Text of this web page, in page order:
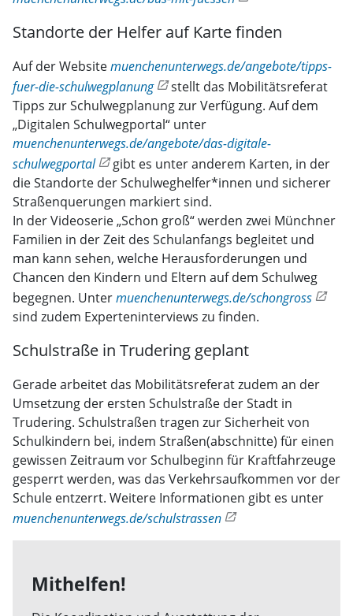
Standorte der Helfer auf Karte finden
Auf der Websitemuenchenunterwegs.de/angebote/tipps-
fuer-die-schulwegplanung
stellt das Mobilitätsreferat
Tipps zur Schulwegplanung zur Verfügung. Auf dem
„Digitalen Schulwegportal“ unter
muenchenunterwegs.de/angebote/das-digitale-
schulwegportal
gibt es unter anderem Karten, in der
die Standorte der Schulweghelfer*innen und sicherer
Straßenquerungen markiert sind.
In der Videoserie „Schon groß“ werden zwei Münchner
Familien in der Zeit des Schulanfangs begleitet und
man kann sehen, welche Herausforderungen und
Chancen den Kindern und Eltern auf dem Schulweg
begegnen. Untermuenchenunterwegs.de/schongross
sind zudem Experteninterviews zu finden.
Schulstraße in Trudering geplant
Gerade arbeitet das Mobilitätsreferat zudem an der
Umsetzung der ersten Schulstraße der Stadt in
Trudering. Schulstraßen tragen zur Sicherheit von
Schulkindern bei, indem Straßen(abschnitte) für einen
gewissen Zeitraum vor Schulbeginn für Kraftfahrzeuge
gesperrt werden, was das Verkehrsaufkommen vor der
Schule entzerrt. Weitere Informationen gibt es unter
muenchenunterwegs.de/schulstrassen
Mithelfen!